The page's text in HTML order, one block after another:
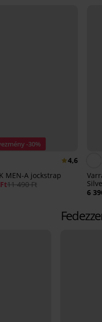
-30%
4,6
MEN-A jockstrap
11 490 Ft
6